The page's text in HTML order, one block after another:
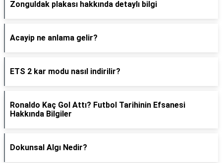
Zonguldak plakası hakkında detaylı bilgi
Acayip ne anlama gelir?
ETS 2 kar modu nasıl indirilir?
Ronaldo Kaç Gol Attı? Futbol Tarihinin Efsanesi
Hakkında Bilgiler
Dokunsal Algı Nedir?